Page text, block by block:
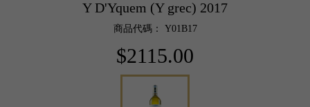
Y D'Yquem (Y grec) 2017
商品代碼： Y01B17
$2115.00